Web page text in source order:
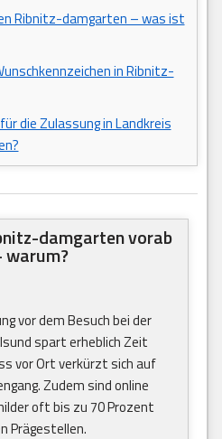
Ribnitz-damgarten – was ist
in Ribnitz-
die Zulassung in Landkreis
damgarten vorab
warum?
vor dem Besuch bei der
spart erheblich Zeit
vor Ort verkürzt sich auf
Zudem sind online
oft bis zu 70 Prozent
Prägestellen.